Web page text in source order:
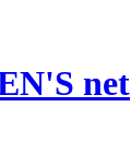
net